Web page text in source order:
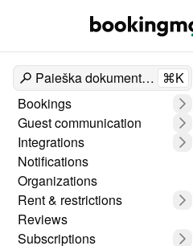
Paieška dokumentuose⌘K
Bookings
Guest communication
Integrations
Notifications
Organizations
Rent & restrictions
Reviews
Subscriptions